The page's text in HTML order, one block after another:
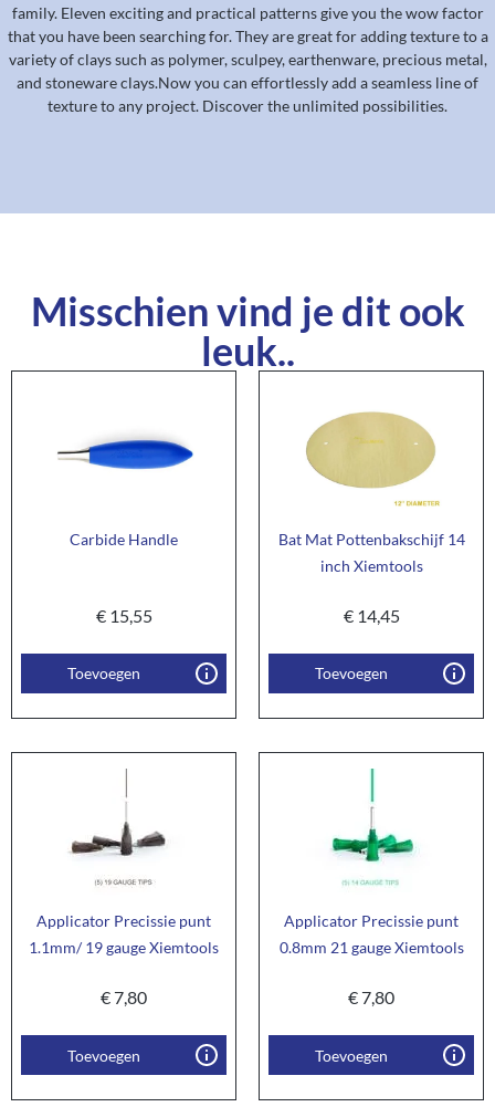
family. Eleven exciting and practical patterns give you the wow factor
that you have been searching for. They are great for adding texture to a
variety of clays such as polymer, sculpey, earthenware, precious metal,
and stoneware clays.Now you can effortlessly add a seamless line of
texture to any project. Discover the unlimited possibilities.
Misschien vind je dit ook
leuk..
Carbide Handle
€15,55
Toevoegen
Bat Mat Pottenbakschijf 14
inch Xiemtools
€14,45
Toevoegen
Applicator Precissie punt
1.1mm/ 19 gauge Xiemtools
€7,80
Toevoegen
Applicator Precissie punt
0.8mm 21 gauge Xiemtools
€7,80
Toevoegen